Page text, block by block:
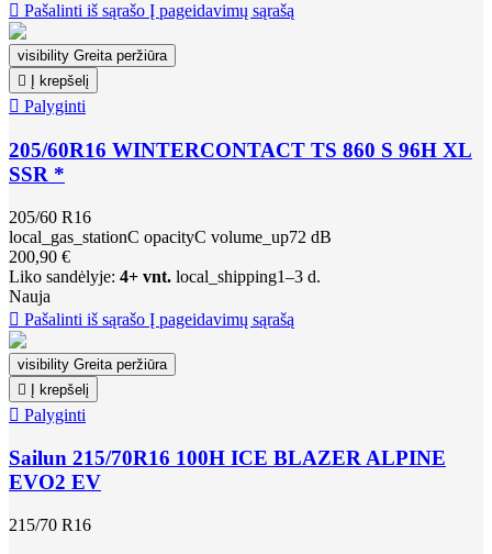
 Pašalinti iš sąrašo Į pageidavimų sąrašą
visibility Greita peržiūra

Į krepšelį
 Palyginti
205/60R16 WINTERCONTACT TS 860 S 96H XL
SSR *
205/60 R16
local_gas_stationC opacityC volume_up72 dB
200,90 €
Liko sandėlyje: 4+ vnt. local_shipping1–3 d.
Nauja
 Pašalinti iš sąrašo Į pageidavimų sąrašą
visibility Greita peržiūra
 Į krepšelį
 Palyginti
Sailun 215/70R16 100H ICE BLAZER ALPINE
EVO2 EV
215/70 R16